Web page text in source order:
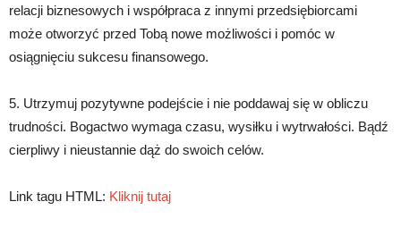
relacji biznesowych i współpraca z innymi przedsiębiorcami
może otworzyć przed Tobą nowe możliwości i pomóc w
osiągnięciu sukcesu finansowego.
5. Utrzymuj pozytywne podejście i nie poddawaj się w obliczu
trudności. Bogactwo wymaga czasu, wysiłku i wytrwałości. Bądź
cierpliwy i nieustannie dąż do swoich celów.
Link tagu HTML: Kliknij tutaj